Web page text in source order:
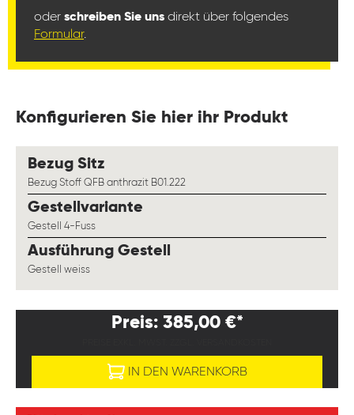
oder schreiben Sie uns direkt über folgendes
Formular.
Konfigurieren Sie hier ihr Produkt
Bezug Sitz
Bezug Stoff QFB anthrazit B01.222
Gestellvariante
Gestell 4-Fuss
Ausführung Gestell
Gestell weiss
Preis: 385,00 €*
IN DEN WARENKORB